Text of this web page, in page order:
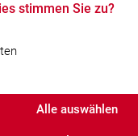
stimmen Sie zu?
Alle auswählen